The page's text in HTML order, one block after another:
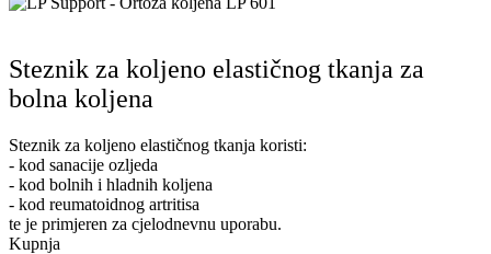
Steznik za koljeno elastičnog tkanja za
bolna koljena
Steznik za koljeno elastičnog tkanja koristi:
- kod sanacije ozljeda
- kod bolnih i hladnih koljena
- kod reumatoidnog artritisa
te je primjeren za cjelodnevnu uporabu.
Kupnja